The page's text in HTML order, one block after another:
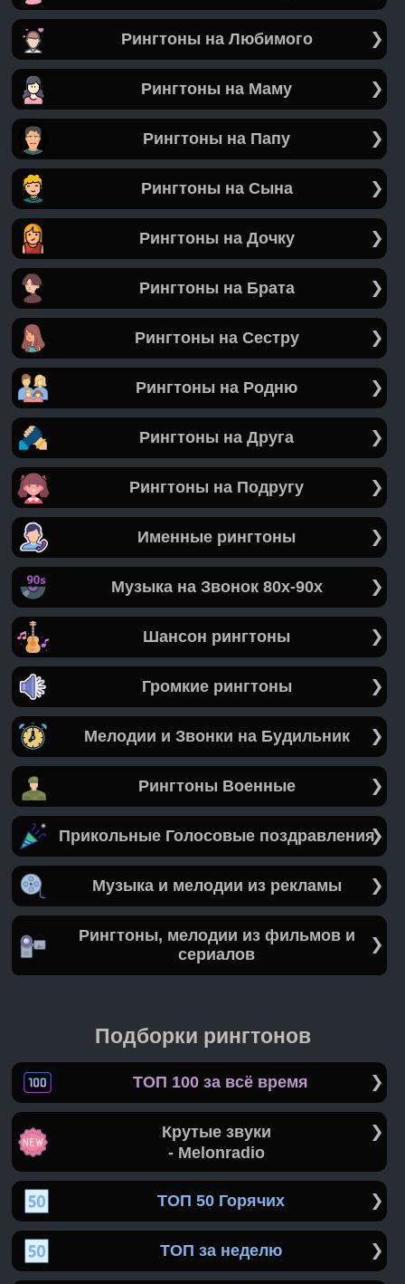
Рингтоны на Любимого
Рингтоны на Маму
Рингтоны на Папу
Рингтоны на Сына
Рингтоны на Дочку
Рингтоны на Брата
Рингтоны на Сестру
Рингтоны на Родню
Рингтоны на Друга
Рингтоны на Подругу
Именные рингтоны
Музыка на Звонок 80х-90х
Шансон рингтоны
Громкие рингтоны
Мелодии и Звонки на Будильник
Рингтоны Военные
Прикольные Голосовые поздравления
Музыка и мелодии из рекламы
Рингтоны, мелодии из фильмов и
сериалов
Подборки рингтонов
ТОП 100 за всё время
Крутые звуки
- Melonradio
ТОП 50 Горячих
ТОП за неделю